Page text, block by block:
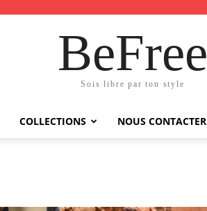
BeFree
Sois libre par ton style
COLLECTIONS NOUS CONTACTER